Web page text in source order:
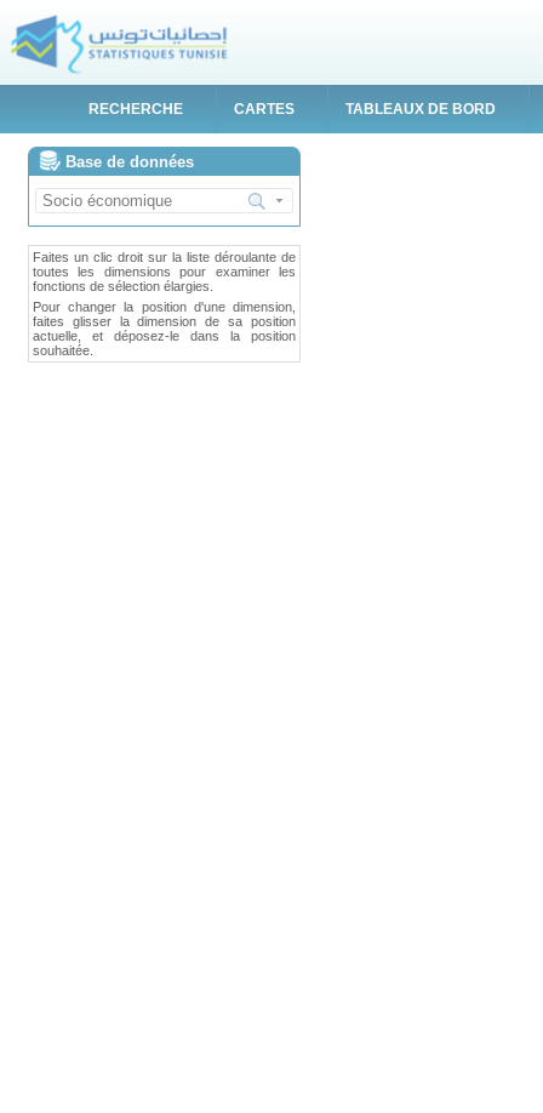
RECHERCHE CARTES TABLEAUX DE BORD
Base de données
Faites un clic droit sur la liste déroulante de
toutes les dimensions pour examiner les
fonctions de sélection élargies.
Pour changer la position d'une dimension,
faites glisser la dimension de sa position
actuelle, et déposez-le dans la position
souhaitée.